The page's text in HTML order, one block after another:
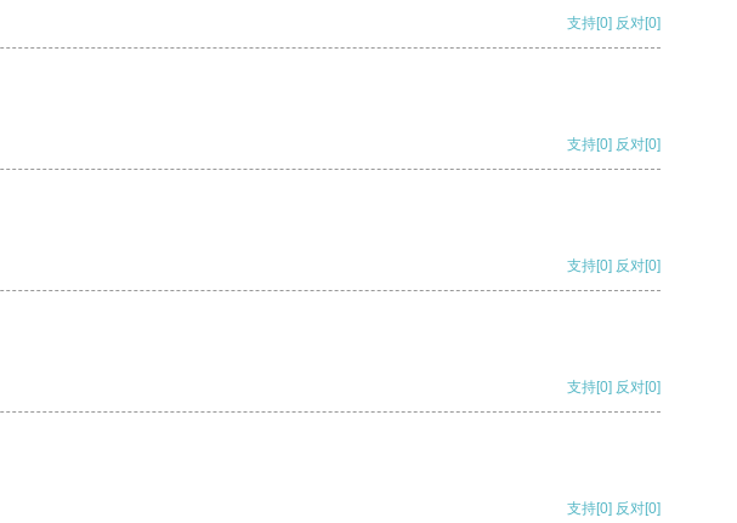
支持[0] 反对[0]
支持[0] 反对[0]
支持[0] 反对[0]
支持[0] 反对[0]
支持[0] 反对[0]